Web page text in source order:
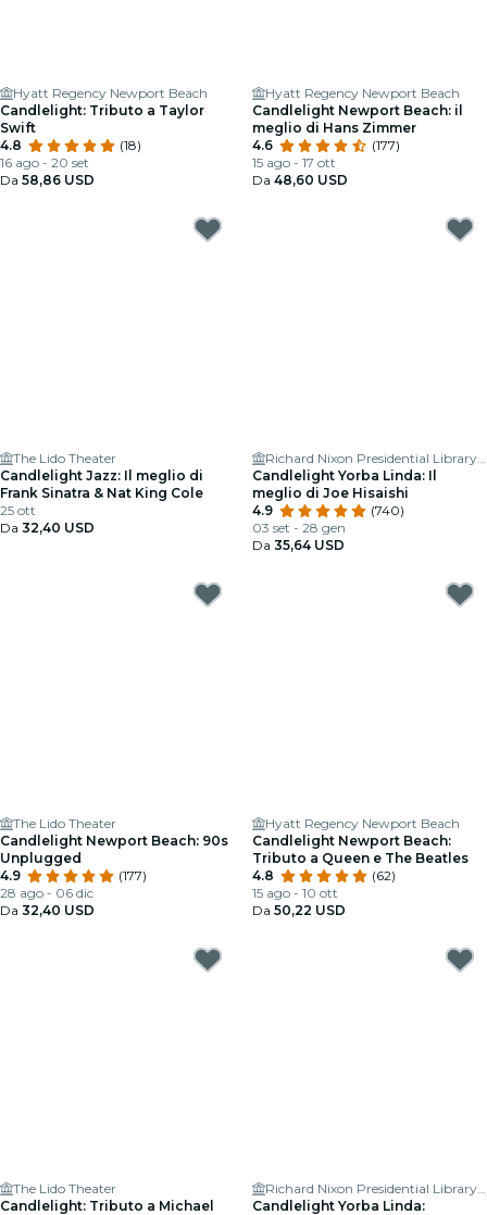
Hyatt Regency Newport Beach
Candlelight: Tributo a Taylor
Swift
4.8
(18)
16 ago - 20 set
Da 58,86 USD
Hyatt Regency Newport Beach
Candlelight Newport Beach: il
meglio di Hans Zimmer
4.6
(177)
15 ago - 17 ott
Da 48,60 USD
The Lido Theater
Candlelight Jazz: Il meglio di
Frank Sinatra & Nat King Cole
25 ott
Da 32,40 USD
Richard Nixon Presidential Library & Museum
Candlelight Yorba Linda: Il
meglio di Joe Hisaishi
4.9
(740)
03 set - 28 gen
Da 35,64 USD
The Lido Theater
Candlelight Newport Beach: 90s
Unplugged
4.9
(177)
28 ago - 06 dic
Da 32,40 USD
Hyatt Regency Newport Beach
Candlelight Newport Beach:
Tributo a Queen e The Beatles
4.8
(62)
15 ago - 10 ott
Da 50,22 USD
The Lido Theater
Candlelight: Tributo a Michael
Richard Nixon Presidential Library & Museum
Candlelight Yorba Linda: